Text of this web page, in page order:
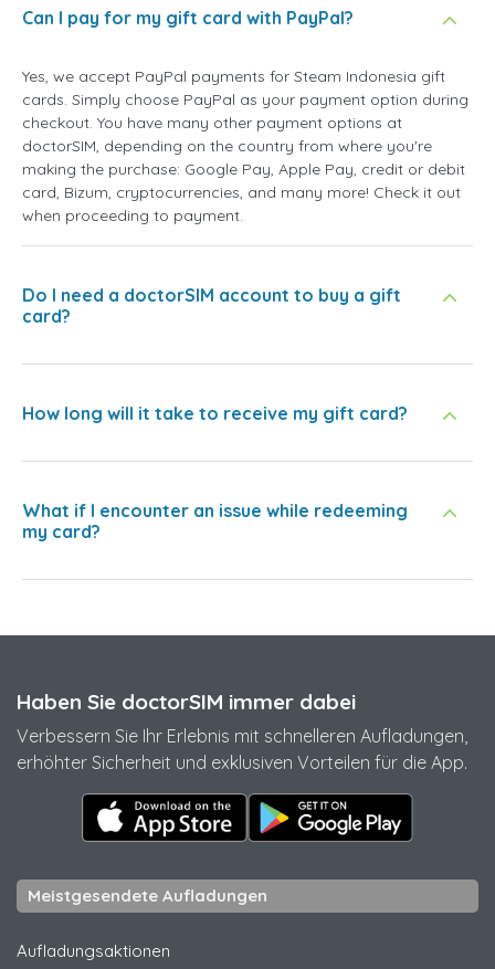
Can I pay for my gift card with PayPal?
Yes, we accept PayPal payments for Steam Indonesia gift
cards. Simply choose PayPal as your payment option during
checkout. You have many other payment options at
doctorSIM, depending on the country from where you're
making the purchase: Google Pay, Apple Pay, credit or debit
card, Bizum, cryptocurrencies, and many more! Check it out
when proceeding to payment.
Do I need a doctorSIM account to buy a gift
card?
How long will it take to receive my gift card?
What if I encounter an issue while redeeming
my card?
Haben Sie doctorSIM immer dabei
Verbessern Sie Ihr Erlebnis mit schnelleren Aufladungen,
erhöhter Sicherheit und exklusiven Vorteilen für die App.
Meistgesendete Aufladungen
Aufladungsaktionen